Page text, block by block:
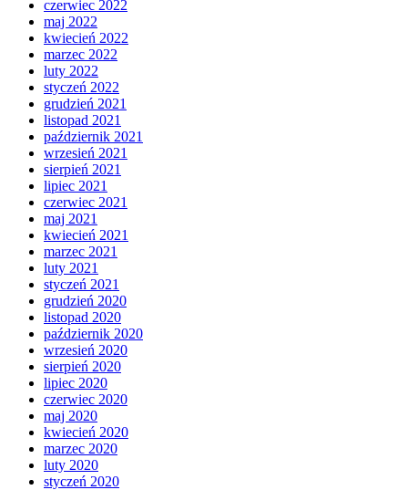
czerwiec 2022
maj 2022
kwiecień 2022
marzec 2022
luty 2022
styczeń 2022
grudzień 2021
listopad 2021
październik 2021
wrzesień 2021
sierpień 2021
lipiec 2021
czerwiec 2021
maj 2021
kwiecień 2021
marzec 2021
luty 2021
styczeń 2021
grudzień 2020
listopad 2020
październik 2020
wrzesień 2020
sierpień 2020
lipiec 2020
czerwiec 2020
maj 2020
kwiecień 2020
marzec 2020
luty 2020
styczeń 2020